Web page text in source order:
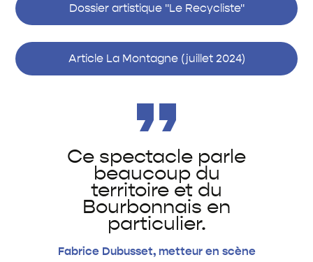
Dossier artistique "Le Recycliste"
Article La Montagne (juillet 2024)
Ce spectacle parle
beaucoup du
territoire et du
Bourbonnais en
particulier.
Fabrice Dubusset, metteur en scène